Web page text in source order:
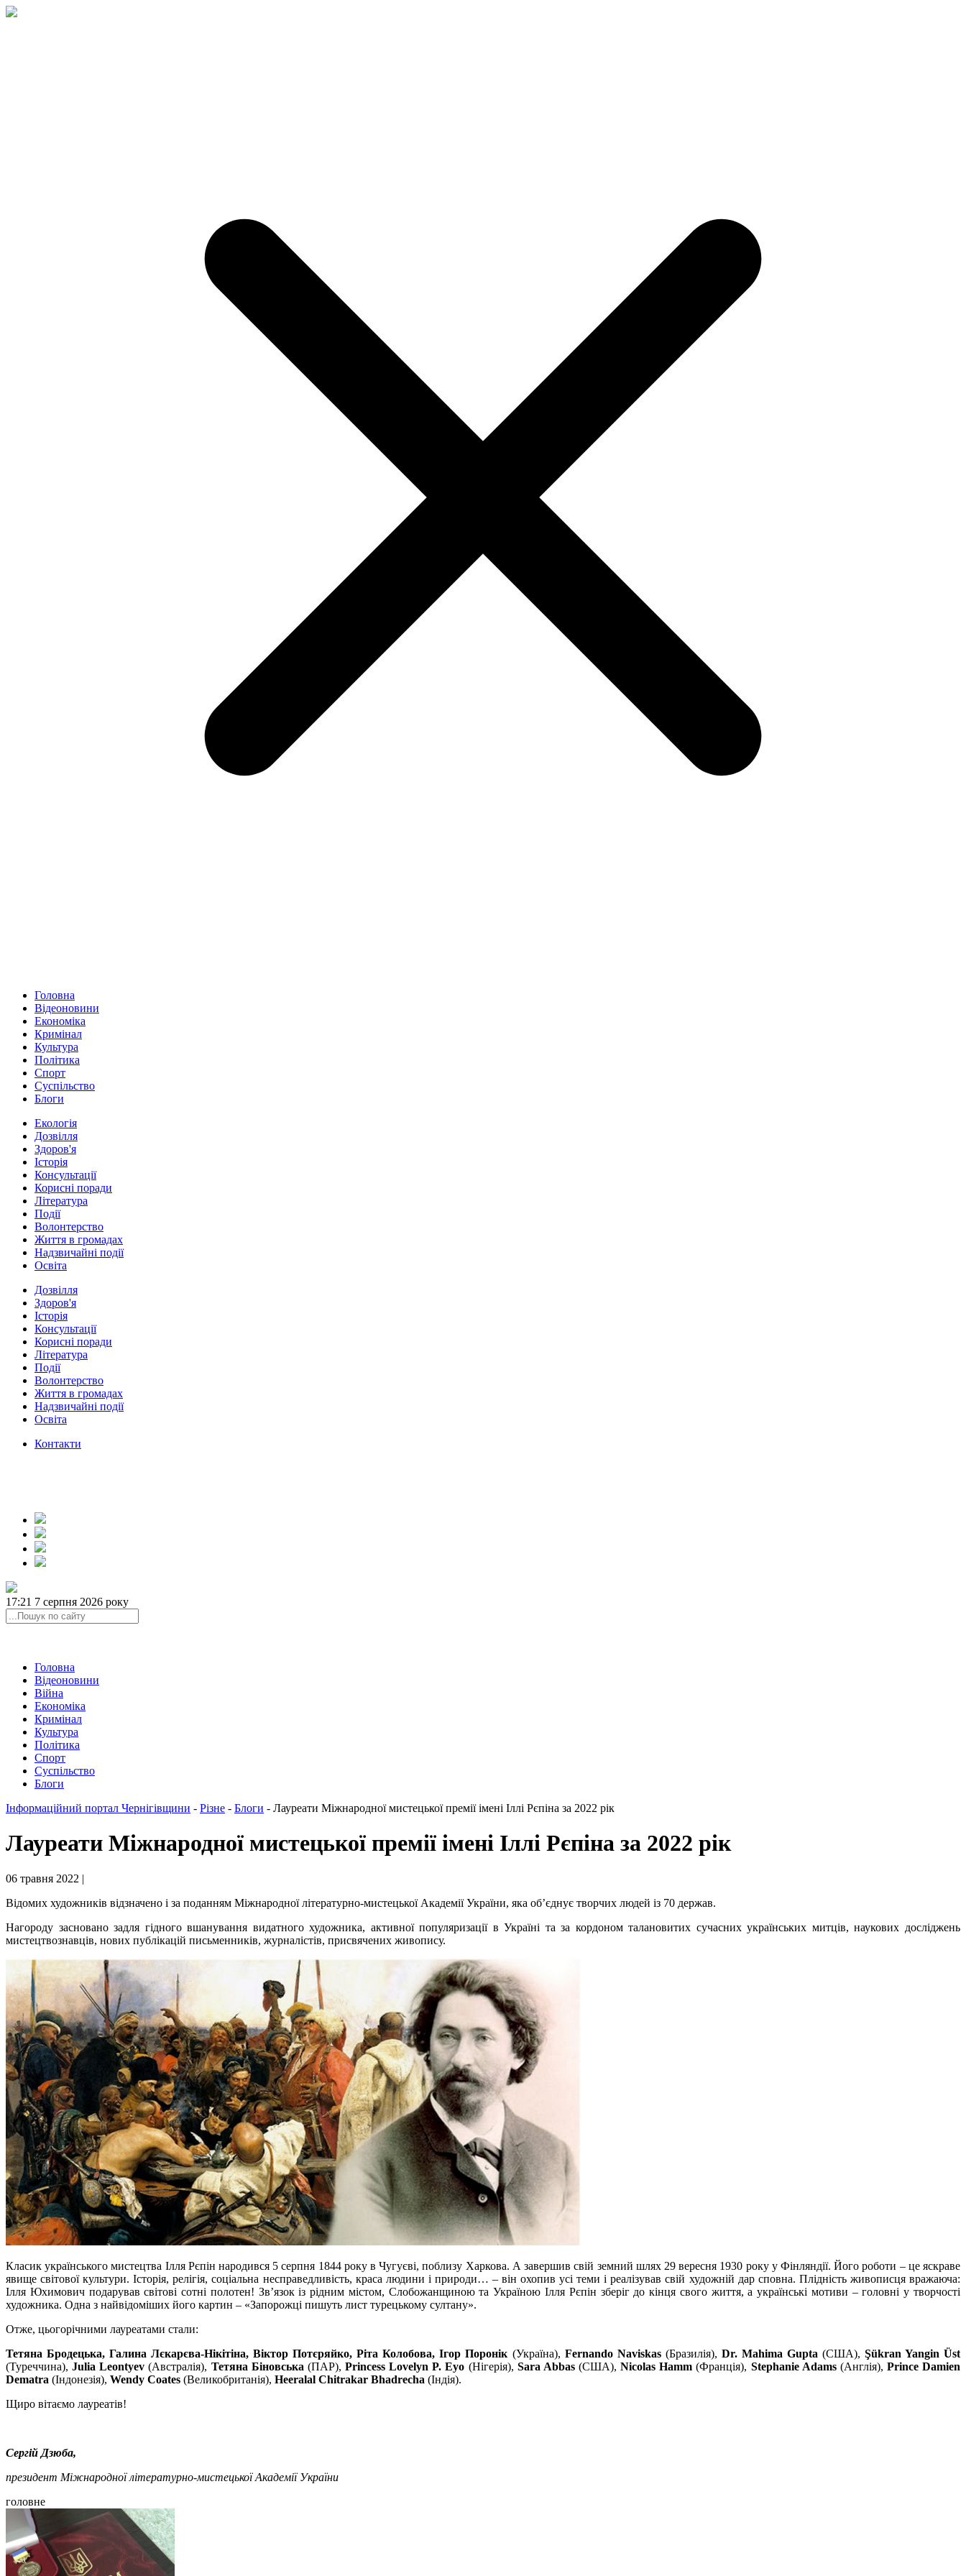
Головна
Відеоновини
Економіка
Кримінал
Культура
Політика
Спорт
Суспільство
Блоги
Екологія
Дозвілля
Здоров'я
Історія
Консультації
Корисні поради
Література
Події
Волонтерство
Життя в громадах
Надзвичайні події
Освіта
Дозвілля
Здоров'я
Історія
Консультації
Корисні поради
Література
Події
Волонтерство
Життя в громадах
Надзвичайні події
Освіта
Контакти
17:21 7 серпня 2026 року
Головна
Відеоновини
Війна
Економіка
Кримінал
Культура
Політика
Спорт
Суспільство
Блоги
Інформаційний портал Чернігівщини - Різне - Блоги - Лауреати Міжнародної мистецької премії імені Іллі Рєпіна за 2022 рік
Лауреати Міжнародної мистецької премії імені Іллі Рєпіна за 2022 рік
06 травня 2022 |
Відомих художників відзначено і за поданням Міжнародної літературно-мистецької Академії України, яка об’єднує творчих людей із 70 держав.
Нагороду засновано задля гідного вшанування видатного художника, активної популяризації в Україні та за кордоном талановитих сучасних українських митців, наукових досліджень
мистецтвознавців, нових публікацій письменників, журналістів, присвячених живопису.
Класик українського мистецтва Ілля Рєпін народився 5 серпня 1844 року в Чугуєві, поблизу Харкова. А завершив свій земний шлях 29 вересня 1930 року у Фінляндії. Його роботи – це яскраве
явище світової культури. Історія, релігія, соціальна несправедливість, краса людини і природи… – він охопив усі теми і реалізував свій художній дар сповна. Плідність живописця вражаюча:
Ілля Юхимович подарував світові сотні полотен! Зв’язок із рідним містом, Слобожанщиною та Україною Ілля Рєпін зберіг до кінця свого життя, а українські мотиви – головні у творчості
художника. Одна з найвідоміших його картин – «Запорожці пишуть лист турецькому султану».
Отже, цьогорічними лауреатами стали:
Тетяна Бродецька, Галина Лєкарєва-Нікітіна, Віктор Потєряйко, Ріта Колобова, Ігор Поронік (Україна), Fernando Naviskas(Бразилія), Dr. Mahima Gupta (США), Şükran Yangin Üst
(Туреччина),Julia Leontyev (Австралія), Тетяна Біновська (ПАР), Princess Lovelyn P. Eyo (Нігерія), Sara Abbas(США),Nicolas Hamm (Франція), Stephanie Adams(Англія), Prince Damien
Dematra (Індонезія), Wendy Coates (Великобританія), Heeralal Chitrakar Bhadrecha (Індія).
Щиро вітаємо лауреатів!
Сергій Дзюба,
президент Міжнародної літературно-мистецької Академії України
головне